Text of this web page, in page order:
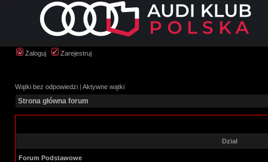
Zaloguj Zarejestruj
Wątki bez odpowiedzi | Aktywne wątki
Strona główna forum
Dział
Forum Podstawowe